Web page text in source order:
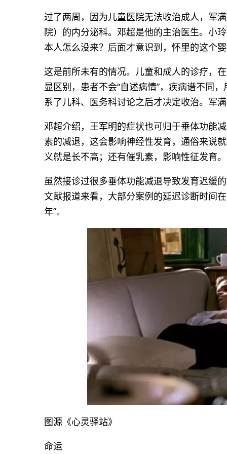
过了两周，因为儿童医院无法收治成人，军
院）的内分泌科。邓超是他的主治医生。小
本人怎么没来？后面才意识到，怀里的这个
这是前所未有的情况。儿童和成人的诊疗，
显区别，患者不会“自述病情”，疾病谱不同
系了儿科、医务科讨论之后才决定收治。军
邓超介绍，王军明的症状也可归于垂体功能
素的减退，这会影响神经性发育，通俗来说
义就是长不高；还有催乳素，影响性征发育。
虽然接诊过很多垂体功能减退导致发育迟缓
文献报道来看，大部分案例的延迟诊断时间
年”。
图源《心灵驿站》
命运